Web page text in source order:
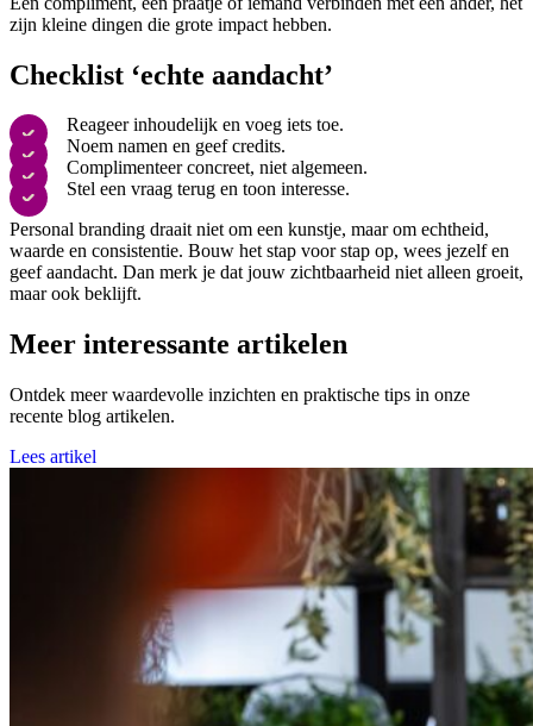
zijn kleine dingen die grote impact hebben.
Checklist ‘echte aandacht’
Reageer inhoudelijk en voeg iets toe.
Noem namen en geef credits.
Complimenteer concreet, niet algemeen.
Stel een vraag terug en toon interesse.
Personal branding draait niet om een kunstje, maar om echtheid,
waarde en consistentie. Bouw het stap voor stap op, wees jezelf en
geef aandacht. Dan merk je dat jouw zichtbaarheid niet alleen groeit,
maar ook beklijft.
Meer interessante artikelen
Ontdek meer waardevolle inzichten en praktische tips in onze
recente blog artikelen.
Lees artikel